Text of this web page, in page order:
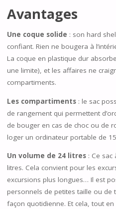
Avantages
Une coque solide : son hard
confiant. Rien ne bougera à
La coque en plastique dur
une limite), et les affaires ne
compartiments.
Les compartiments: le sac
de rangement qui permettent
de bouger en cas de choc ou de
loger un ordinateur portable de
Un volume de 24 litres: Ce sac
litres. Cela convient pour les
excursions plus longues… Il est
personnels de petites taille ou de
façon quotidienne. Et cela, tout